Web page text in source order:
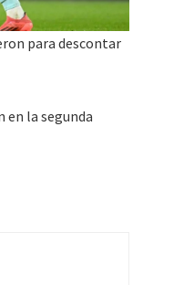
para descontar
la segunda